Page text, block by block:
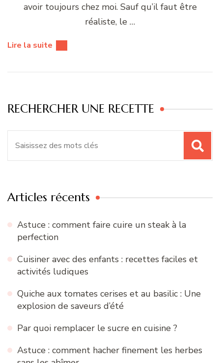
avoir toujours chez moi. Sauf qu’il faut être
réaliste, le …
Lire la suite
RECHERCHER UNE RECETTE
Articles récents
Astuce : comment faire cuire un steak à la
perfection
Cuisiner avec des enfants : recettes faciles et
activités ludiques
Quiche aux tomates cerises et au basilic : Une
explosion de saveurs d’été
Par quoi remplacer le sucre en cuisine ?
Astuce : comment hacher finement les herbes